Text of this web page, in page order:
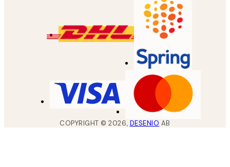
COPYRIGHT ©2026, DESENIO AB